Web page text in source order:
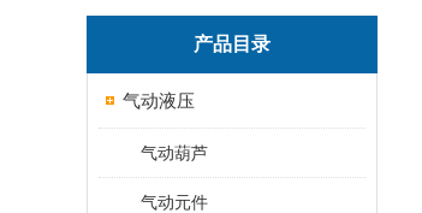
产品目录
气动液压
气动葫芦
气动元件